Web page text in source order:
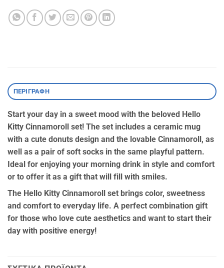
ΠΕΡΙΓΡΑΦΉ
Start your day in a sweet mood with the beloved Hello
Kitty Cinnamoroll set! The set includes a ceramic mug
with a cute donuts design and the lovable Cinnamoroll, as
well as a pair of soft socks in the same playful pattern.
Ideal for enjoying your morning drink in style and comfort
or to offer it as a gift that will fill with smiles.
The Hello Kitty Cinnamoroll set brings color, sweetness
and comfort to everyday life. A perfect combination gift
for those who love cute aesthetics and want to start their
day with positive energy!